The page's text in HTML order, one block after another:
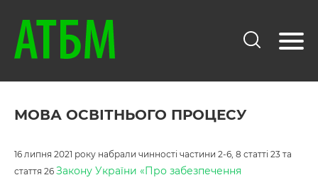
МОВА ОСВІТНЬОГО ПРОЦЕСУ
16 липня 2021 року набрали чинності частини 2-6, 8 статті 23 та
стаття 26 Закону України «Про забезпечення